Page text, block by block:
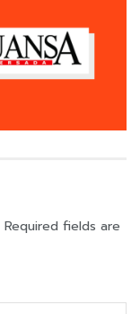
Required fields are